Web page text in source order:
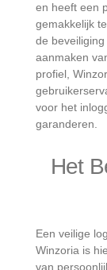
en heeft een
gemakkelijk
de
aanmaken
profiel,
voor het
garanderen.
Het
Een veilige
Winzoria is
van